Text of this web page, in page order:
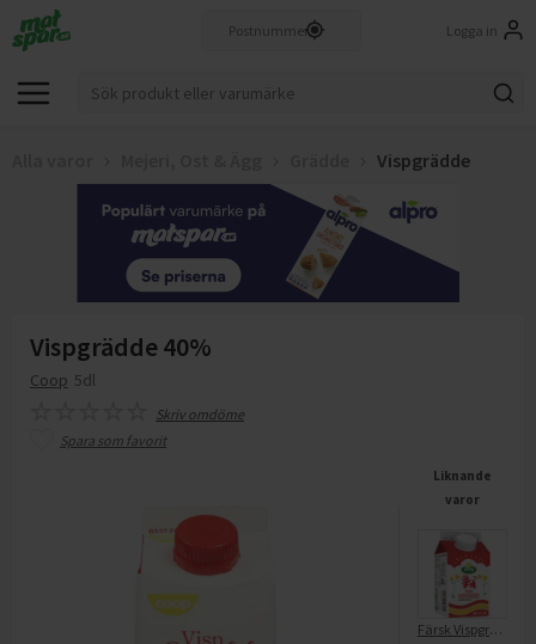
Logga in
Vispgrädde
Vispgrädde 40%
Coop 5dl
Skriv omdöme
Spara som favorit
Liknande
varor
Färsk Vispgrädde 40%